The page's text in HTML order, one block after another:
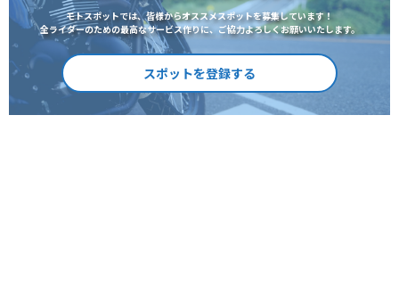
モトスポットでは、皆様からオススメスポットを募集しています！
全ライダーのための最高なサービス作りに、ご協力よろしくお願いいたします。
スポットを登録する